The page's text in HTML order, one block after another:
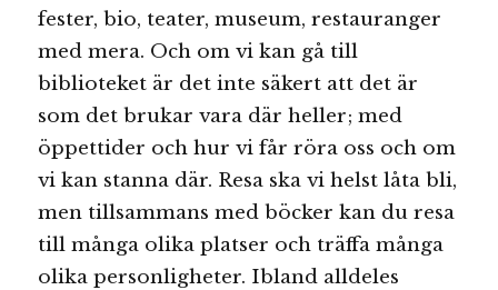
fester, bio, teater, museum, restauranger
med mera. Och om vi kan gå till
biblioteket är det inte säkert att det är
som det brukar vara där heller; med
öppettider och hur vi får röra oss och om
vi kan stanna där. Resa ska vi helst låta bli,
men tillsammans med böcker kan du resa
till många olika platser och träffa många
olika personligheter. Ibland alldeles